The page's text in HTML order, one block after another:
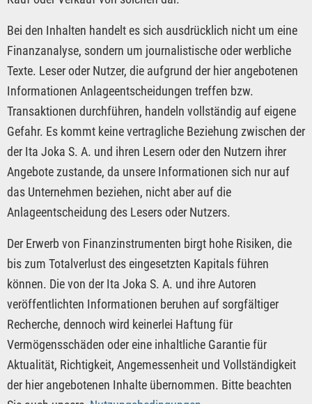
Bei den Inhalten handelt es sich ausdrücklich nicht um eine
Finanzanalyse, sondern um journalistische oder werbliche
Texte. Leser oder Nutzer, die aufgrund der hier angebotenen
Informationen Anlageentscheidungen treffen bzw.
Transaktionen durchführen, handeln vollständig auf eigene
Gefahr. Es kommt keine vertragliche Beziehung zwischen der
der Ita Joka S. A. und ihren Lesern oder den Nutzern ihrer
Angebote zustande, da unsere Informationen sich nur auf
das Unternehmen beziehen, nicht aber auf die
Anlageentscheidung des Lesers oder Nutzers.
Der Erwerb von Finanzinstrumenten birgt hohe Risiken, die
bis zum Totalverlust des eingesetzten Kapitals führen
können. Die von der Ita Joka S. A. und ihre Autoren
veröffentlichten Informationen beruhen auf sorgfältiger
Recherche, dennoch wird keinerlei Haftung für
Vermögensschäden oder eine inhaltliche Garantie für
Aktualität, Richtigkeit, Angemessenheit und Vollständigkeit
der hier angebotenen Inhalte übernommen. Bitte beachten